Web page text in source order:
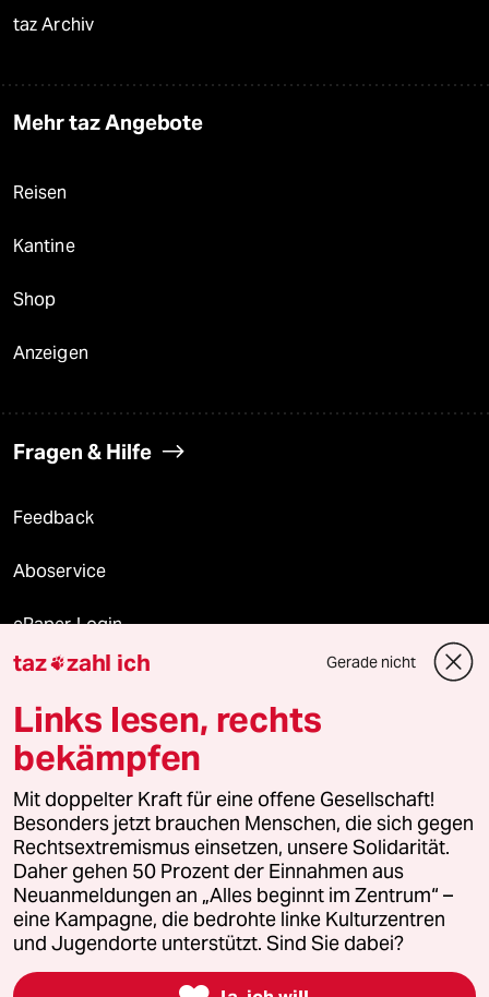
taz Archiv
Mehr taz Angebote
Reisen
Kantine
Shop
Anzeigen
Fragen & Hilfe
Feedback
Aboservice
ePaper Login
Downloads für Abonnierende
© 2026 taz Verlags und Vertriebs GmbH
Alle Rechte vorbehalten. Bei rechtlichen Fragen oder für Genehmigungen
wenden Sie sich bitte an lizenzen@taz.de
Feedback Redaktionsstatut Kommune-Richtlinien
Leitlinie Informant Datenschutz Impressum AGB
Seitenwende Einwilligungen widerrufen (Ads)
taz zahl ich Gerade nicht
Links lesen, rechts
bekämpfen
Mit doppelter Kraft für eine offene Gesellschaft!
Besonders jetzt brauchen Menschen, die sich gegen
Rechtsextremismus einsetzen, unsere Solidarität.
Daher gehen 50 Prozent der Einnahmen aus
Neuanmeldungen an „Alles beginnt im Zentrum“ –
eine Kampagne, die bedrohte linke Kulturzentren
und Jugendorte unterstützt. Sind Sie dabei?